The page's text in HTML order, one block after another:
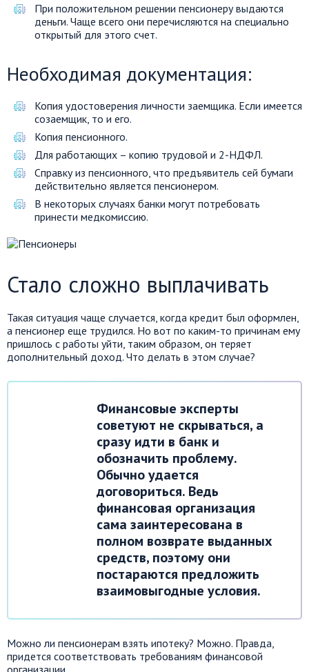
При положительном решении пенсионеру выдаются
деньги. Чаще всего они перечисляются на специально
открытый для этого счет.
Необходимая документация:
Копия удостоверения личности заемщика. Если имеется
созаемщик, то и его.
Копия пенсионного.
Для работающих – копию трудовой и 2-НДФЛ.
Справку из пенсионного, что предъявитель сей бумаги
действительно является пенсионером.
В некоторых случаях банки могут потребовать
принести медкомиссию.
Стало сложно выплачивать
Такая ситуация чаще случается, когда кредит был оформлен,
а пенсионер еще трудился. Но вот по каким-то причинам ему
пришлось с работы уйти, таким образом, он теряет
дополнительный доход. Что делать в этом случае?
Финансовые эксперты
советуют не скрываться, а
сразу идти в банк и
обозначить проблему.
Обычно удается
договориться. Ведь
финансовая организация
сама заинтересована в
полном возврате выданных
средств, поэтому они
постараются предложить
взаимовыгодные условия.
Можно ли пенсионерам взять ипотеку? Можно. Правда,
придется соответствовать требованиям финансовой
организации.